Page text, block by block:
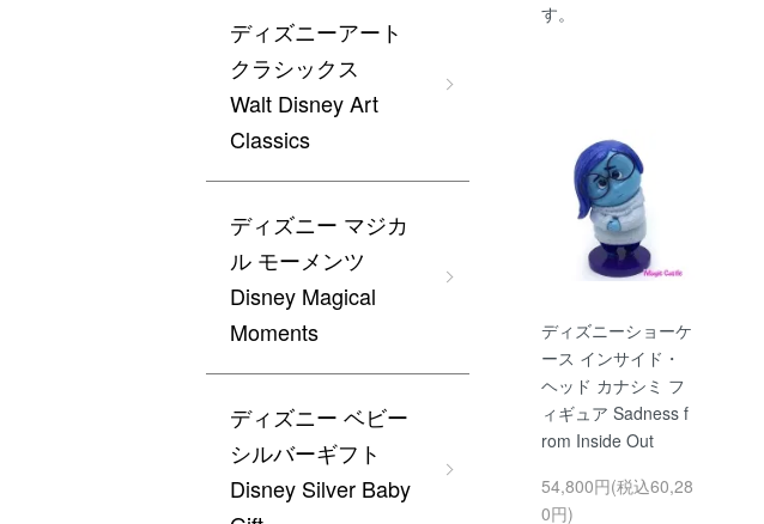
す。
ディズニーショーケ
ース インサイド・
ヘッド カナシミ フ
ィギュア Sadness f
rom Inside Out
54,800円(税込60,28
0円)
ディズニーアート
クラシックス
Walt Disney Art
Classics
ディズニー マジカ
ル モーメンツ
Disney Magical
Moments
ディズニー ベビー
シルバーギフト
Disney Silver Baby